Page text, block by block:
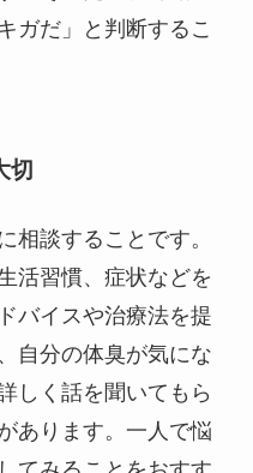
ガだ」と判断するこ
切
相談することです。
活習慣、症状などを
バイスや治療法を提
自分の体臭が気にな
しく話を聞いてもら
あります。一人で悩